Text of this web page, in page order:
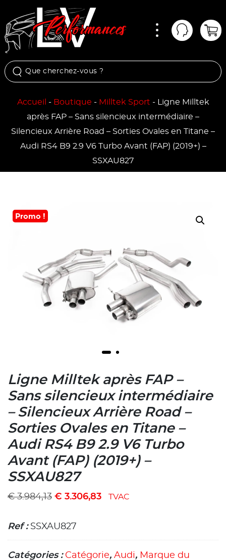
Mon
Accueil - Boutique - Milltek Sport - Ligne Milltek
après FAP – Sans silencieux intermédiaire –
Silencieux Arrière Road – Sorties Ovales en Titane –
Audi RS4 B9 2.9 V6 Turbo Avant (FAP) (2019+) –
SSXAU827
Promo !
Ligne Milltek après FAP –
Sans silencieux intermédiaire
– Silencieux Arrière Road –
Sorties Ovales en Titane –
Audi RS4 B9 2.9 V6 Turbo
Avant (FAP) (2019+) –
SSXAU827
€3.984,13 € 3.306,83 TVAC
Ref : SSXAU827
Catégories : Catégorie, Audi, Marque du